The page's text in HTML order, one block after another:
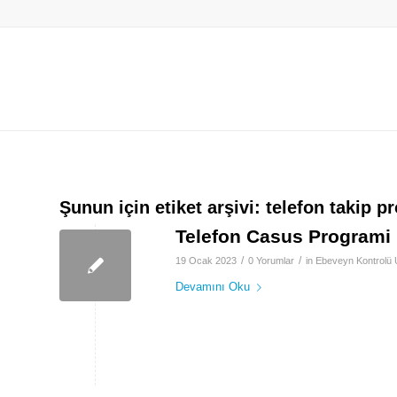
Şunun için etiket arşivi: telefon takip
Telefon Casus Programi
19 Ocak 2023 / 0 Yorumlar / in Ebeveyn Kontrolü
Devamını Oku